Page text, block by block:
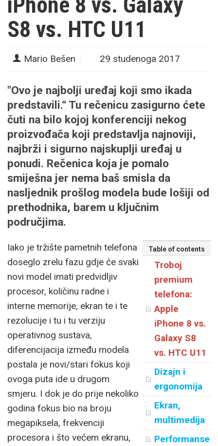
S8 vs. HTC U11
Mario Bešen 29 studenoga 2017
"Ovo je najbolji uređaj koji smo ikada
predstavili.“ Tu rečenicu zasigurno ćete
čuti na bilo kojoj konferenciji nekog
proizvođača koji predstavlja najnoviji,
najbrži i sigurno najskuplji uređaj u
ponudi. Rečenica koja je pomalo
smiješna jer nema baš smisla da
nasljednik prošlog modela bude lošiji od
prethodnika, barem u ključnim
područjima.
Table of contents
Troboj
premium
telefona:
Apple
iPhone 8 vs.
Galaxy S8
vs. HTC U11
Dizajn i
ergonomija
Ekran,
multimedija
Performanse
Iako je tržište pametnih telefona
doseglo zrelu fazu gdje će svaki
novi model imati predvidljiv
procesor, količinu radne i
interne memorije, ekran te i te
rezolucije i tu i tu verziju
operativnog sustava,
diferencijacija između modela
postala je novi/stari fokus koji
ovoga puta ide u drugom
smjeru. I dok je do prije nekoliko
godina fokus bio na broju
megapiksela, frekvenciji
procesora i što većem ekranu,